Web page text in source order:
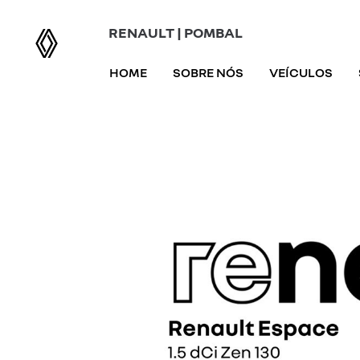
RENAULT | POMBAL
HOME SOBRE NÓS VEÍCULOS